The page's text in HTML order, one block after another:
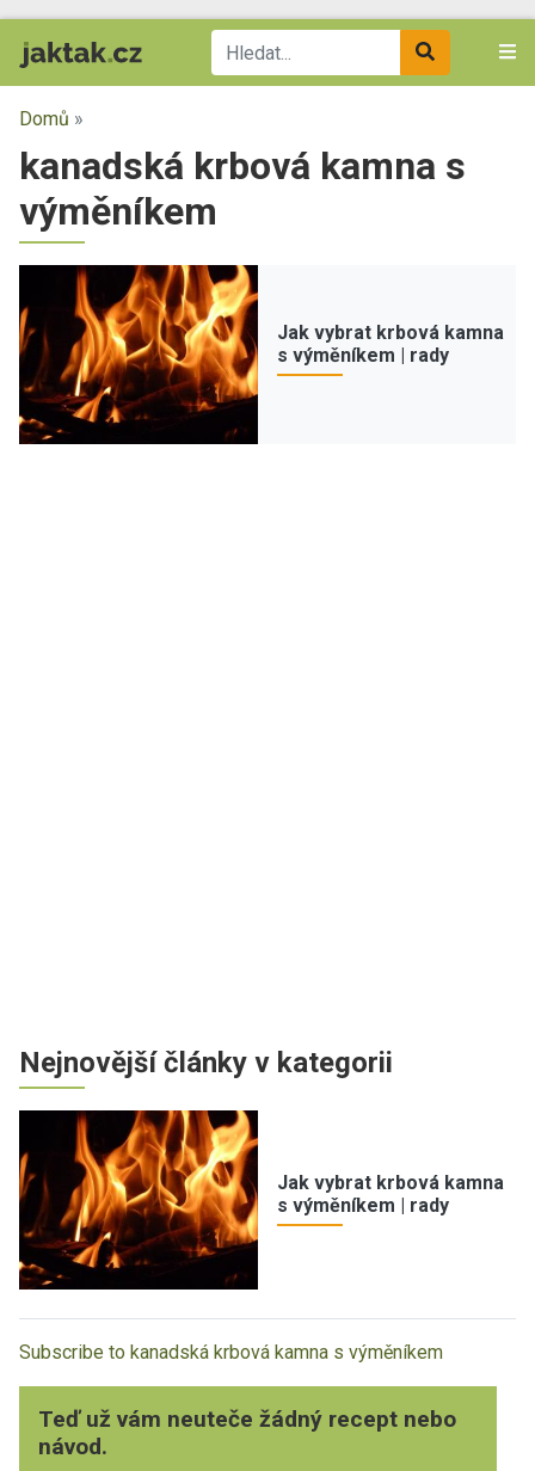
Domů »
kanadská krbová kamna s
výměníkem
Jak vybrat krbová kamna
s výměníkem | rady
Nejnovější články v kategorii
Jak vybrat krbová kamna
s výměníkem | rady
Subscribe to kanadská krbová kamna s výměníkem
Teď už vám neuteče žádný recept nebo
návod.